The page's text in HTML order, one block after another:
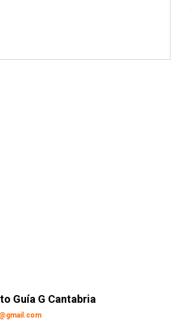
Guía G Cantabria